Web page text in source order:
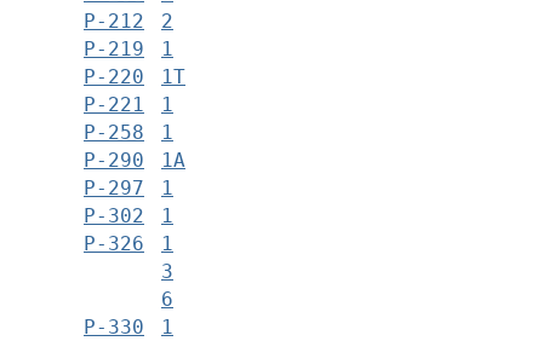
Р-212
2
Р-219
1
Р-220
1Т
Р-221
1
Р-258
1
Р-290
1А
Р-297
1
Р-302
1
Р-326
1
3
6
Р-330
1